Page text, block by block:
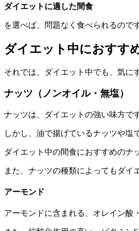
ダイエットに適した間食
を選べば、問題なく食べられるのです
ダイエット中におすす
それでは、ダイエット中でも、気に
ナッツ（ノンオイル・無塩）
ナッツは、ダイエットの強い味方です
しかし、油で揚げているナッツや塩
ダイエット中の間食におすすめのナ
また、ナッツの種類によってもダイ
アーモンド
アーモンドに含まれる、オレイン酸